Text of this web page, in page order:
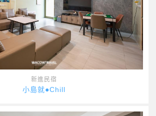
新進民宿
小島就●Chill